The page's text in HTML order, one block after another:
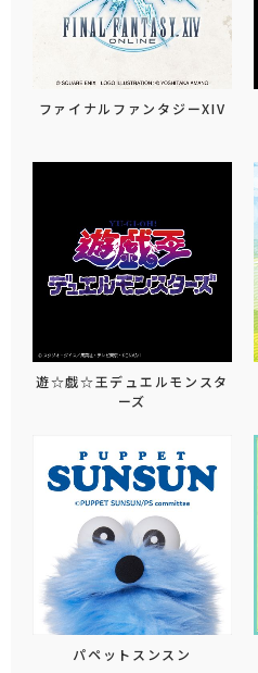
ファイナルファンタジーXIV
遊☆戯☆王デュエルモンスタ
ーズ
パペットスンスン